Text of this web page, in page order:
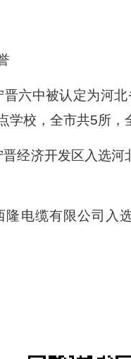
晋六中被认定为河北
学校，全市共5所，
晋经济开发区入选河
隆电缆有限公司入